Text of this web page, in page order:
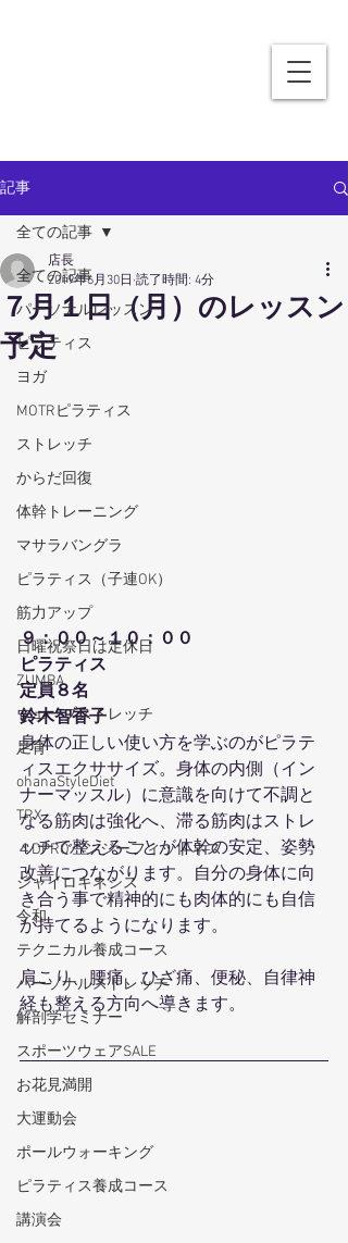
記事
全ての記事
パーソナルレッスン
ピラティス
ヨガ
MOTRピラティス
ストレッチ
からだ回復
体幹トレーニング
マサラバングラ
ピラティス（子連OK）
筋力アップ
日曜祝祭日は定休日
ZUMBA
ウェーブストレッチ
足育
ohanaStyleDiet
TRX
４DPROバンジーフィットネス
ジャイロキネシス
令和
テクニカル養成コース
パーソナルストレッチ
解剖学セミナー
スポーツウェアSALE
お花見満開
大運動会
ポールウォーキング
ピラティス養成コース
講演会
全ての記事
７月１日（月）のレッスン
予定
店長
2019年6月30日 読了時間: 4分
９：００～１０：００
ピラティス
定員８名
鈴木智香子
身体の正しい使い方を学ぶのがピラテ
ィスエクササイズ。身体の内側（イン
ナーマッスル）に意識を向けて不調と
なる筋肉は強化へ、滞る筋肉はストレ
ッチで整えることが体幹の安定、姿勢
改善につながります。自分の身体に向
き合う事で精神的にも肉体的にも自信
が持てるようになります。
肩こり、腰痛、ひざ痛、便秘、自律神
経も整える方向へ導きます。